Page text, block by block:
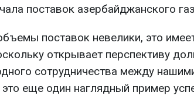
поставок азербайджанского
поставок невелики, это
открывает перспективу
сотрудничества между
это еще один наглядный пример